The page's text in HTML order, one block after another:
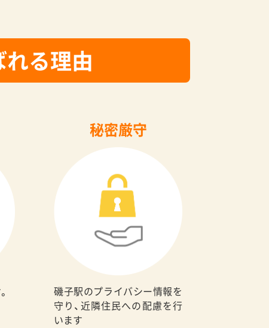
る理由
秘密厳守
磯子駅のプライバシー情報を
守り、近隣住民への配慮を行
います